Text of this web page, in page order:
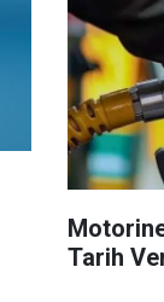
Tarih